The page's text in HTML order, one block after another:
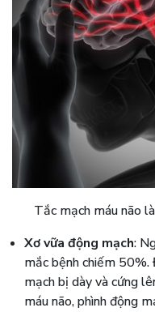
Tắc mạch máu não
Xơ vữa động mạch:
mắc bệnh chiếm
mạch bị dày và cứng
máu não, phình động